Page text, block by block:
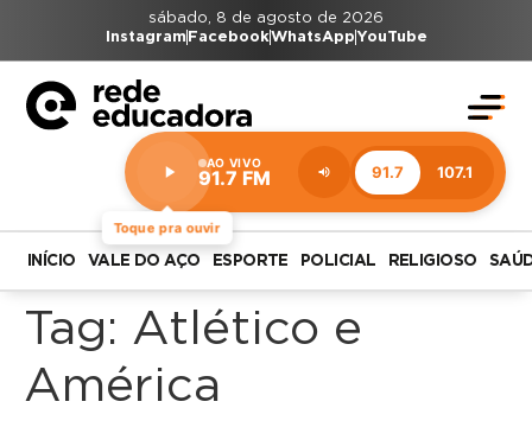
sábado, 8 de agosto de 2026
Instagram FacebookWhatsAppYouTube
Toque pra ouvir
AO VIVO
91.7 FM 91.7 107.1
Estação:
91.7
FM
INÍCIO VALE DO AÇO ESPORTE POLICIAL RELIGIOSO
Tag: Atlético e
América